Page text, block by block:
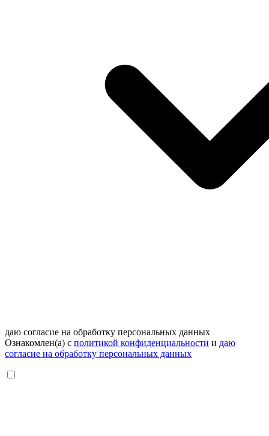
даю согласие на обработку персональных данных
Ознакомлен(а) с политикой конфиденциальности и даю
согласие на обработку персональных данных